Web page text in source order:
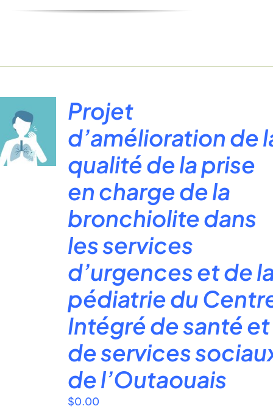
Projet
d’amélioration de
qualité de la prise
en charge de la
bronchiolite dans
les services
d’urgences et de
pédiatrie du
Intégré de santé et
de services
de l’Outaouais
$0.00